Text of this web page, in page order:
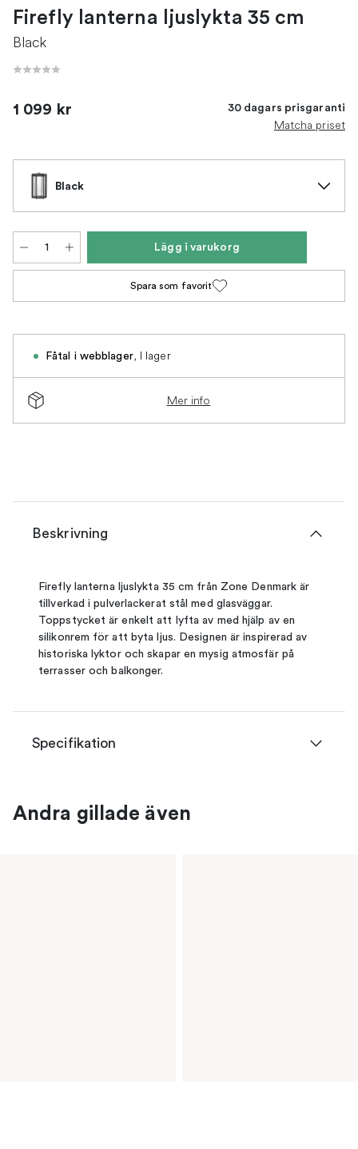
Firefly lanterna ljuslykta 35 cm
Black
1 099 kr 30 dagars prisgaranti
Matcha priset
Black
Lägg i varukorg
Spara som favorit
Fåtal i webblager, I lager
Mer info
Beskrivning
Firefly lanterna ljuslykta 35 cm från Zone Denmark är
tillverkad i pulverlackerat stål med glasväggar.
Toppstycket är enkelt att lyfta av med hjälp av en
silikonrem för att byta ljus. Designen är inspirerad av
historiska lyktor och skapar en mysig atmosfär på
terrasser och balkonger.
Specifikation
Andra gillade även